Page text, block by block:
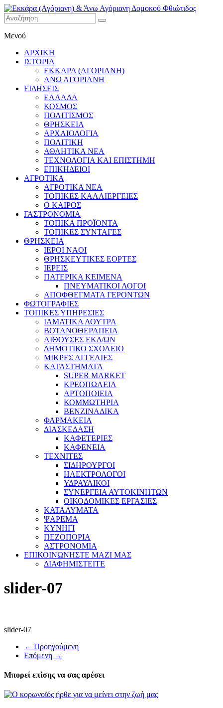
Εκκάρα
(Αγόριανη)
& Άνω
Αγόριανη
Δομοκού
Φθιώτιδος
Μενού
ΑΡΧΙΚΗ
ΙΣΤΟΡΙΑ
ΕΚΚΑΡΑ (ΑΓΟΡΙΑΝΗ)
ΑΝΩ ΑΓΟΡΙΑΝΗ
ΕΙΔΗΣΕΙΣ
ΕΛΛΑΔΑ
ΚΟΣΜΟΣ
ΠΟΛΙΤΙΣΜΟΣ
ΘΡΗΣΚΕΙΑ
ΑΡΧΑΙΟΛΟΓΙΑ
ΠΟΛΙΤΙΚΗ
ΑΘΛΗΤΙΚΑ ΝΕΑ
ΤΕΧΝΟΛΟΓΙΑ ΚΑΙ ΕΠΙΣΤΗΜΗ
ΕΠΙΚΗΔΕΙΟΙ
ΑΓΡΟΤΙΚΑ
ΑΓΡΟΤΙΚΑ ΝΕΑ
ΤΟΠΙΚΕΣ ΚΑΛΛΙΕΡΓΕΙΕΣ
Ο ΚΑΙΡΟΣ
ΓΑΣΤΡΟΝΟΜΙΑ
ΤΟΠΙΚΑ ΠΡΟΪΟΝΤΑ
ΤΟΠΙΚΕΣ ΣΥΝΤΑΓΕΣ
ΘΡΗΣΚΕΙΑ
IEPOI NAOI
ΘΡΗΣΚΕΥΤΙΚΕΣ ΕΟΡΤΕΣ
ΙΕΡΕΙΣ
ΠΑΤΕΡΙΚΑ ΚΕΙΜΕΝΑ
ΠΝΕΥΜΑΤΙΚΟΙ ΛΟΓΟΙ
ΑΠΟΦΘΕΓΜΑΤΑ ΓΕΡΟΝΤΩΝ
ΦΩΤΟΓΡΑΦΙΕΣ
ΤΟΠΙΚΕΣ ΥΠΗΡΕΣΙΕΣ
ΙΑΜΑΤΙΚΑ ΛΟΥΤΡΑ
ΒΟΤΑΝΟΘΕΡΑΠΕΙΑ
ΑΙΘΟΥΣΕΣ ΕΚΔ/ΩΝ
ΔΗΜΟΤΙΚΟ ΣΧΟΛΕΙΟ
ΜΙΚΡΕΣ ΑΓΓΕΛΙΕΣ
ΚΑΤΑΣΤΗΜΑΤΑ
SUPER MARKET
ΚΡΕΟΠΩΛΕΙΑ
ΑΡΤΟΠΟΙΕΙΑ
ΚΟΜΜΩΤΗΡΙΑ
ΒΕΝΖΙΝΑΔΙΚΑ
ΦΑΡΜΑΚΕΙΑ
ΔΙΑΣΚΕΔΑΣΗ
ΚΑΦΕΤΕΡΙΕΣ
ΚΑΦΕΝΕΙΑ
ΤΕΧΝΙΤΕΣ
ΣΙΔΗΡΟΥΡΓΟΙ
ΗΛΕΚΤΡΟΛΟΓΟΙ
ΥΔΡΑΥΛΙΚΟΙ
ΣΥΝΕΡΓΕΙΑ ΑΥΤΟΚΙΝΗΤΩΝ
ΟΙΚΟΔΟΜΙΚΕΣ ΕΡΓΑΣΙΕΣ
ΚΑΤΑΛΥΜΑΤΑ
ΨΑΡΕΜΑ
ΚΥΝΗΓΙ
ΠΕΖΟΠΟΡΙΑ
ΑΣΤΡΟΝΟΜΙΑ
ΕΠΙΚΟΙΝΩΝΗΣΤΕ ΜΑΖΙ ΜΑΣ
ΔΙΑΦΗΜΙΣΤΕΙΤΕ
slider-07
slider-07
← Προηγούμενη
Επόμενη →
Μπορεί επίσης να σας αρέσει